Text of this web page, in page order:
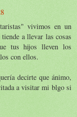
vivimos en un
a llevar las cosas
tus hijos lleven los
con ellos.
decirte que ánimo,
a visitar mi blgo si